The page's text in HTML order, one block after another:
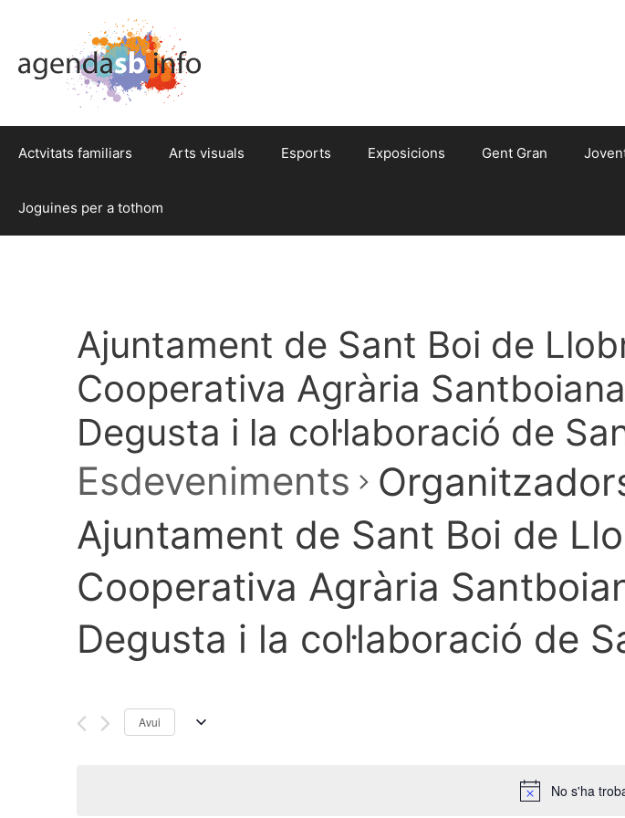
Actvitats familiars Arts visuals Esports Exposicions Gent Gran
Joguines per a tothom
No s'ha
Ajuntament de Sant Boi de
Cooperativa Agrària
Degusta i la col·laboració de
Esdeveniments
Ajuntament de Sant Boi de
Cooperativa Agrària
Degusta i la col·laboració de
Avui